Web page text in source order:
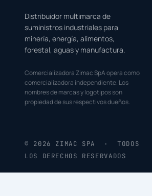
Distribuidor multimarca de
suministros industriales para
minería, energía, alimentos,
forestal, aguas y manufactura.
Comercializadora Zimac SpA opera como
comercializadora independiente. Los
nombres de marcas y logotipos son
propiedad de sus respectivos dueños.
© 2026 ZIMAC SPA · TODOS
LOS DERECHOS RESERVADOS